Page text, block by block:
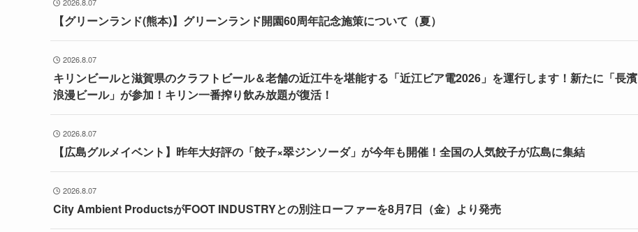
【グリーンランド(熊本)】グリーンランド開園60周年記念施策について（夏）
2026.8.07
キリンビールと滋賀県のクラフトビール＆老舗の近江牛を堪能する「近江ビア電2026」を運行します！新たに「長濱
浪漫ビール」が参加！キリン一番搾り飲み放題が復活！
2026.8.07
【広島グルメイベント】昨年大好評の「餃子×翠ジンソーダ」が今年も開催！全国の人気餃子が広島に集結
2026.8.07
City Ambient ProductsがFOOT INDUSTRYとの別注ローファーを8月7日（金）より発売